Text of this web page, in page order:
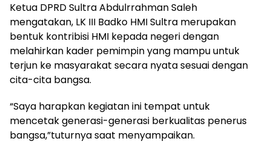
Ketua DPRD Sultra Abdulrrahman Saleh
mengatakan, LK III Badko HMI Sultra merupakan
bentuk kontribisi HMI kepada negeri dengan
melahirkan kader pemimpin yang mampu untuk
terjun ke masyarakat secara nyata sesuai dengan
cita-cita bangsa.
“Saya harapkan kegiatan ini tempat untuk
mencetak generasi-generasi berkualitas penerus
bangsa,”tuturnya saat menyampaikan.